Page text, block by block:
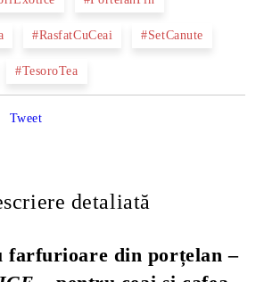
#RasfatCuCeai #SetCanute
#TesoroTea
Tweet
detaliată
farfurioare din porțelan –